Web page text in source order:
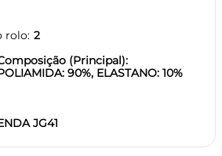
rolo 2
(Principal):
90%, ELASTANO: 10%
JG41